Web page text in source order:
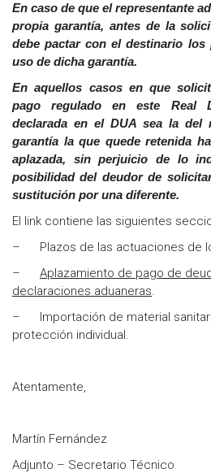
En caso de que el representante
propia garantía, antes de la
debe pactar con el destinario los
uso de dicha garantía.
En aquellos casos en que
pago regulado en este Real
declarada en el DUA sea la del
garantía la que quede retenida
aplazada, sin perjuicio de lo
posibilidad del deudor de
sustitución por una diferente.
El link contiene las siguientes
– Plazos de las actuaciones de
– Aplazamiento de pago de
declaraciones aduaneras.
– Importación de material
protección individual.
Atentamente,
Martín Fernández
Adjunto – Secretario Técnico